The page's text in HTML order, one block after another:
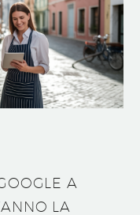
A
LA